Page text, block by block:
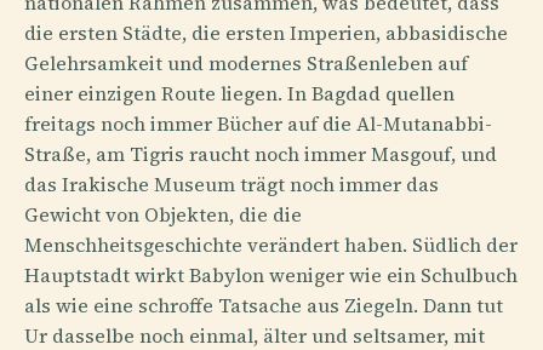
die ersten Städte, die ersten Imperien, abbasidische
Gelehrsamkeit und modernes Straßenleben auf
einer einzigen Route liegen. In Bagdad quellen
freitags noch immer Bücher auf die Al-Mutanabbi-
Straße, am Tigris raucht noch immer Masgouf, und
das Irakische Museum trägt noch immer das
Gewicht von Objekten, die die
Menschheitsgeschichte verändert haben. Südlich der
Hauptstadt wirkt Babylon weniger wie ein Schulbuch
als wie eine schroffe Tatsache aus Ziegeln. Dann tut
Ur dasselbe noch einmal, älter und seltsamer, mit